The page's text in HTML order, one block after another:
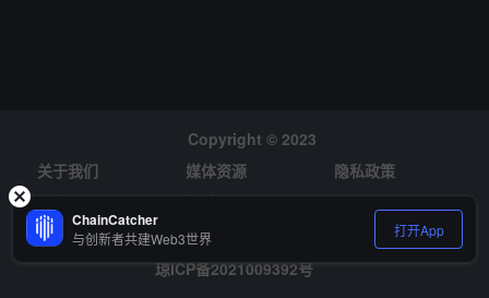
Copyright © 2023
关于我们
媒体资源
隐私政策
风险提示
招聘
琼ICP备2021009392号
ChainCatcher
与创新者共建Web3世界 打开App